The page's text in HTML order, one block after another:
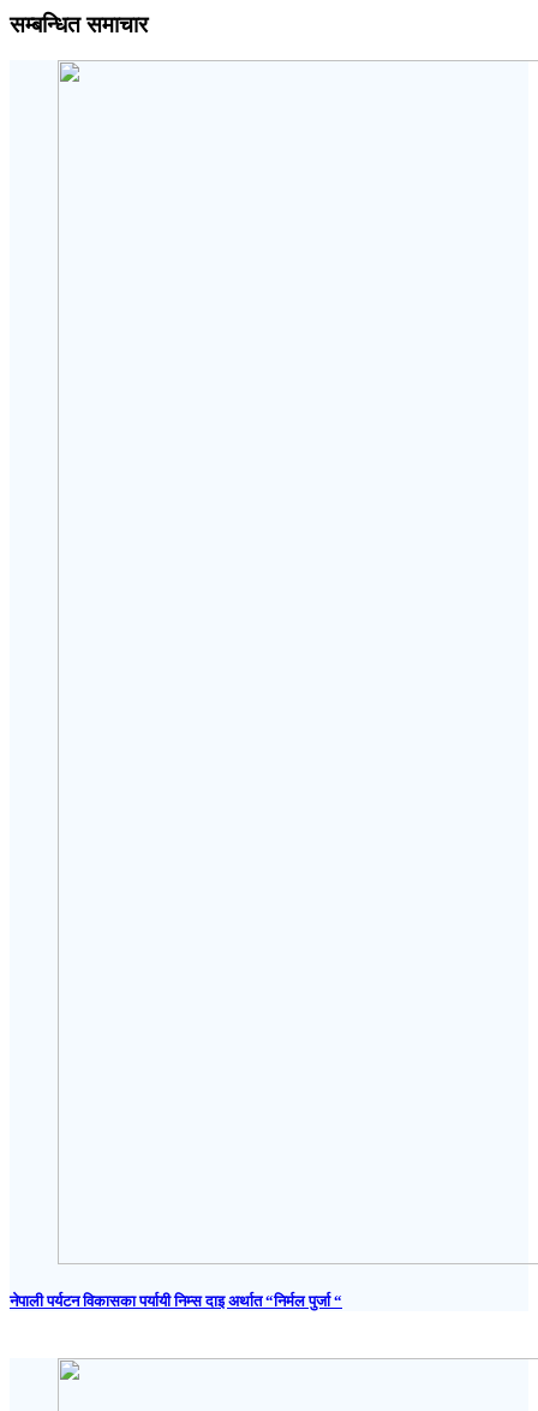
सम्बन्धित समाचार
नेपाली पर्यटन विकासका पर्यायी निम्स दाइ अर्थात “निर्मल पुर्जा “